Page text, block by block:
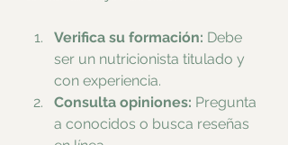
Verifica su formación: Debe
ser un nutricionista titulado y
con experiencia.
Consulta opiniones: Pregunta
a conocidos o busca reseñas